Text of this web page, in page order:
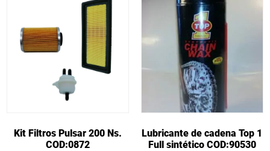
Kit Filtros Pulsar 200 Ns.
COD:0872
Lubricante de cadena Top 1
Full sintético COD:90530